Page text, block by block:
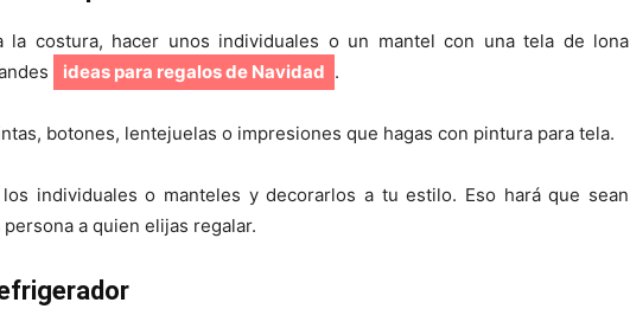
la costura, hacer unos individuales o un mantel con una tela de lona
ideas para regalos de Navidad .
botones, lentejuelas o impresiones que hagas con pintura para tela.
individuales o manteles y decorarlos a tu estilo. Eso hará que sean
a quien elijas regalar.